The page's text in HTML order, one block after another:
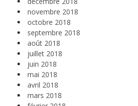
novembre 2018
octobre 2018
septembre 2018
août 2018
juillet 2018
juin 2018
mai 2018
avril 2018
mars 2018